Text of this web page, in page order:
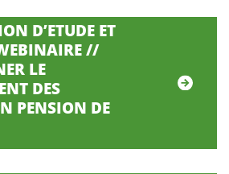
D’ETUDE ET
//
LE
DES
PENSION DE